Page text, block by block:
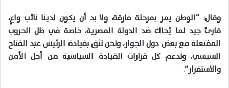
وقال: “الوطن يمر بمرحلة فارقة، ولا بد أن يكون لدينا نائب واعٍ،
قارئ جيد لما يُحاك ضد الدولة المصرية، خاصة في ظل الحروب
المفتعلة مع بعض دول الجوار، ونحن نثق بقيادة الرئيس عبد الفتاح
السيسي، وندعم كل قرارات القيادة السياسية من أجل الأمن
والاستقرار”.